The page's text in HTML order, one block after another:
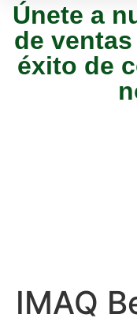
Únete a
de
éxito de
IMAQ